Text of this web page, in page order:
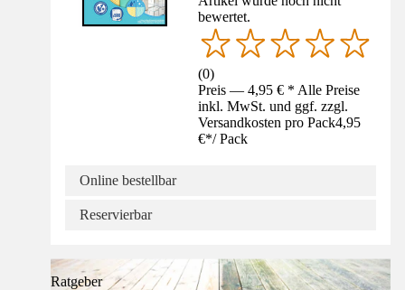
bewertet.
(0)
Preis — 4,95 € * Alle Preise
inkl. MwSt. und ggf. zzgl.
Versandkosten pro Pack4,95
€*/ Pack
Online bestellbar
Reservierbar
Ratgeber